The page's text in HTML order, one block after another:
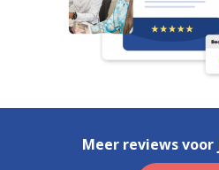
Meer reviews